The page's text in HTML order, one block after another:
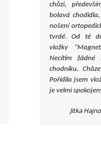
chůzi,
bolavá
nošení
tvrdé. Od té
vložky
Necítím
chodníku.
Pořídila jsem
je velmi
Jitka